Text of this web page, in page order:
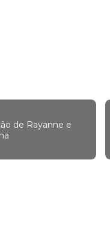
de Rayanne e